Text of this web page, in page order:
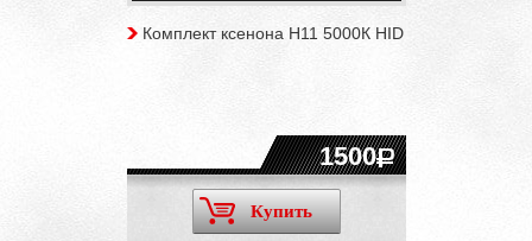
Комплект ксенона H11 5000К HID
1500
Купить